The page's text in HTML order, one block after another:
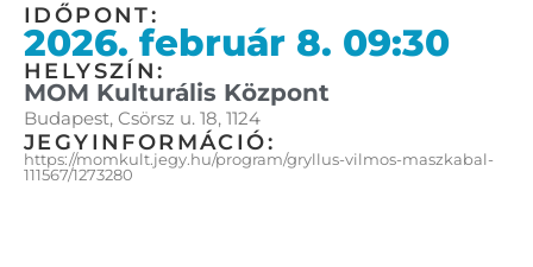
IDŐPONT:
2026. február 8. 09:30
HELYSZÍN:
MOM Kulturális Központ
Budapest, Csörsz u. 18, 1124
JEGYINFORMÁCIÓ:
https://momkult.jegy.hu/program/gryllus-vilmos-maszkabal-
111567/1273280